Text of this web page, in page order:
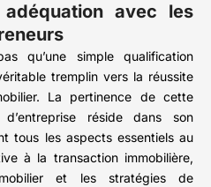
avec les
qu’une simple qualification
tremplin vers la réussite
La pertinence de cette
réside dans son
tous les aspects essentiels au
à la transaction immobilière,
et les stratégies de